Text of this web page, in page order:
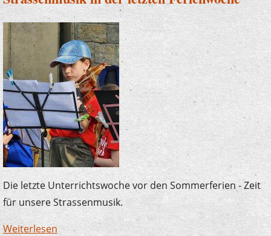
Die letzte Unterrichtswoche vor den Sommerferien - Zeit
für unsere Strassenmusik.
Weiterlesen über Strassenmusik in der letzten